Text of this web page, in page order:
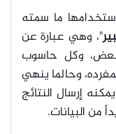
ما سمته
"، وهي عبارة عن
وكل حاسوب
وحالما ينهي
إرسال النتائج
من البيانات.